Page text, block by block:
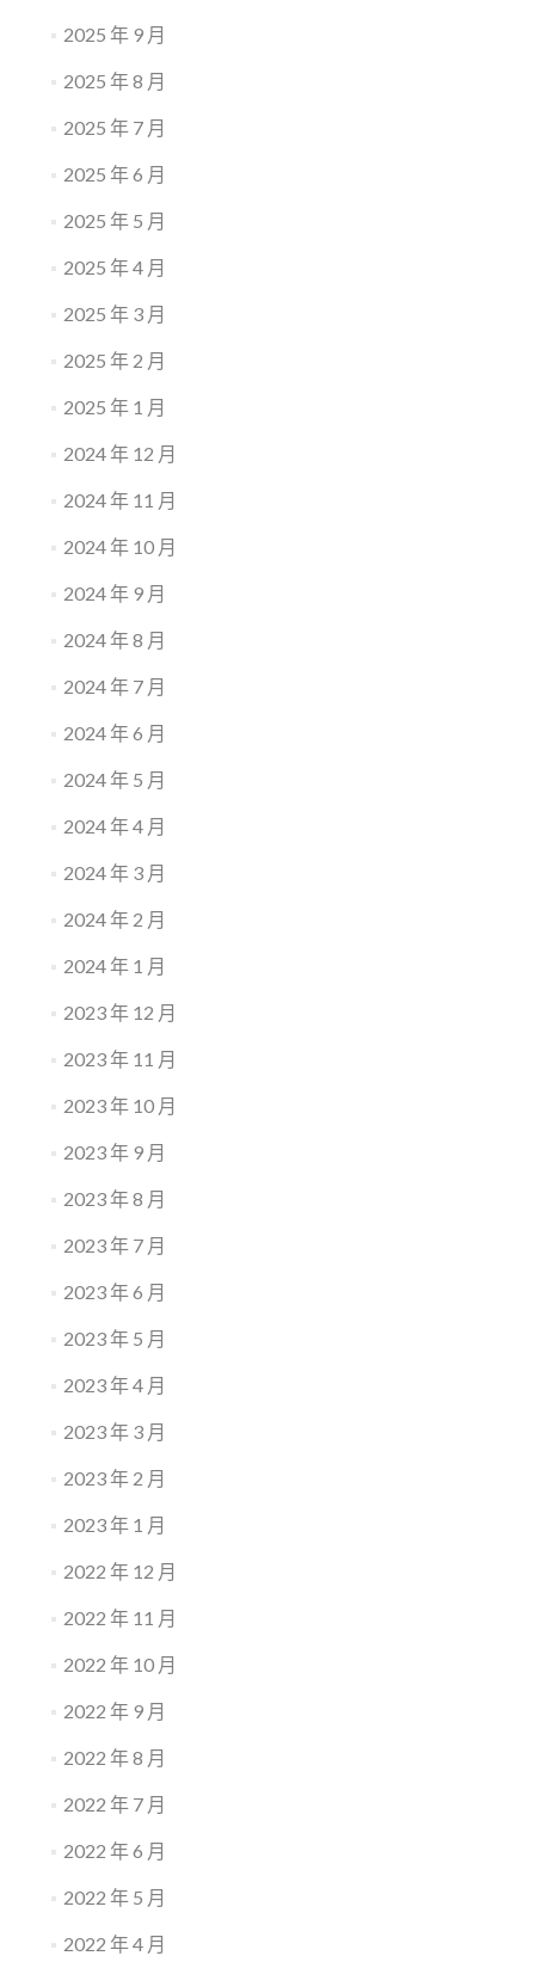
2025 年 9 月
2025 年 8 月
2025 年 7 月
2025 年 6 月
2025 年 5 月
2025 年 4 月
2025 年 3 月
2025 年 2 月
2025 年 1 月
2024 年 12 月
2024 年 11 月
2024 年 10 月
2024 年 9 月
2024 年 8 月
2024 年 7 月
2024 年 6 月
2024 年 5 月
2024 年 4 月
2024 年 3 月
2024 年 2 月
2024 年 1 月
2023 年 12 月
2023 年 11 月
2023 年 10 月
2023 年 9 月
2023 年 8 月
2023 年 7 月
2023 年 6 月
2023 年 5 月
2023 年 4 月
2023 年 3 月
2023 年 2 月
2023 年 1 月
2022 年 12 月
2022 年 11 月
2022 年 10 月
2022 年 9 月
2022 年 8 月
2022 年 7 月
2022 年 6 月
2022 年 5 月
2022 年 4 月